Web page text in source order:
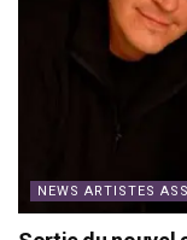
NEWS ARTISTES